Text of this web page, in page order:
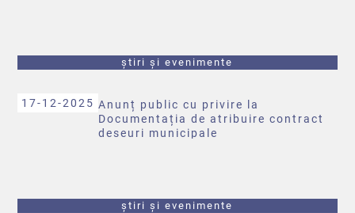
știri și evenimente
17-12-2025 Anunț public cu privire la
Documentația de atribuire contract
deseuri municipale
știri și evenimente